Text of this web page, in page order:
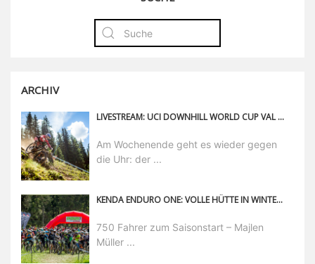
ARCHIV
LIVESTREAM: UCI DOWNHILL WORLD CUP VAL DI SOLE
Am Wochenende geht es wieder gegen
die Uhr: der ...
KENDA ENDURO ONE: VOLLE HÜTTE IN WINTERBERG
750 Fahrer zum Saisonstart – Majlen
Müller ...